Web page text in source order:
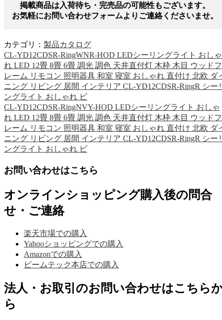
掲載商品は入荷待ち・完売品の可能性もございます。
お気軽にお問い合わせフォームよりご連絡くださいませ。
カテゴリ： 製品カタログ
CL-YD12CDSR-RingWNR-HOD LEDシーリングライト おしゃ
れ LED 12畳 8畳 6畳 調光 調色 天井直付灯 木枠 木目 ウッドフ
レーム リモコン 照明器具 和室 寝室 おしゃれ 直付け 北欧 ダ
ニング リビング 居間 インテリア CL-YD12CDSR-RingR シー
ングライト おしゃれ ビ
CL-YD12CDSR-RingNVY-HOD LEDシーリングライト おしゃ
れ LED 12畳 8畳 6畳 調光 調色 天井直付灯 木枠 木目 ウッドフ
レーム リモコン 照明器具 和室 寝室 おしゃれ 直付け 北欧 ダ
ニング リビング 居間 インテリア CL-YD12CDSR-RingR シー
ングライト おしゃれ ビ
お問い合わせはこちら
オンラインショッピング購入後の問合
せ・ご連絡
楽天市場での購入
Yahooショッピングでの購入
Amazonでの購入
ビームテック本店での購入
法人・お取引のお問い合わせはこちら
ら